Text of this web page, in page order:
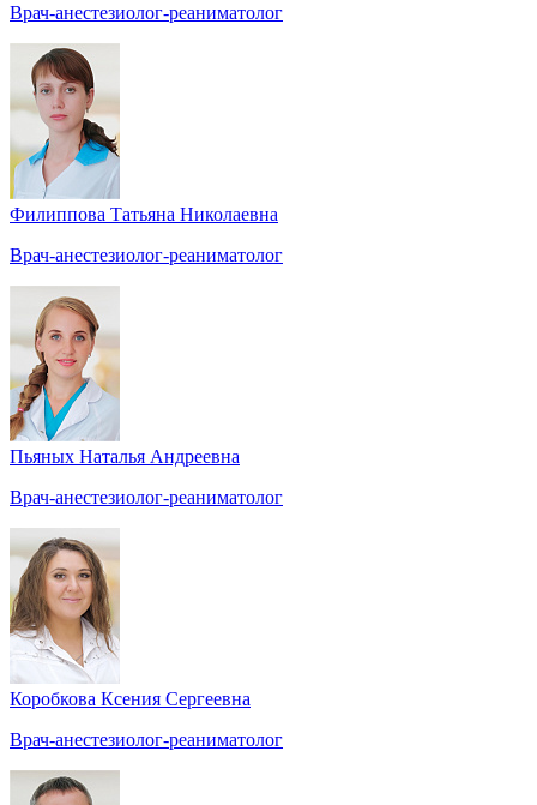
Врач-анестезиолог-реаниматолог
Филиппова Татьяна Николаевна
Врач-анестезиолог-реаниматолог
Пьяных Наталья Андреевна
Врач-анестезиолог-реаниматолог
Коробкова Ксения Сергеевна
Врач-анестезиолог-реаниматолог